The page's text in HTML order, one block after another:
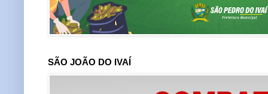
SÃO JOÃO DO IVAÍ